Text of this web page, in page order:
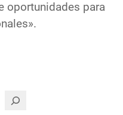
oportunidades para